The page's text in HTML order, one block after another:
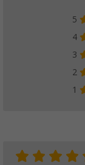
5
4
3
2
1